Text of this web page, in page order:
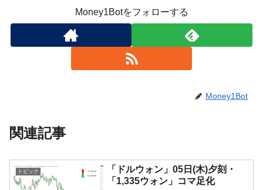
Money1Botをフォローする
Money1Bot
関連記事
トピック
「ドルウォン」05日(木)夕刻・
「1,335ウォン」コマ足化